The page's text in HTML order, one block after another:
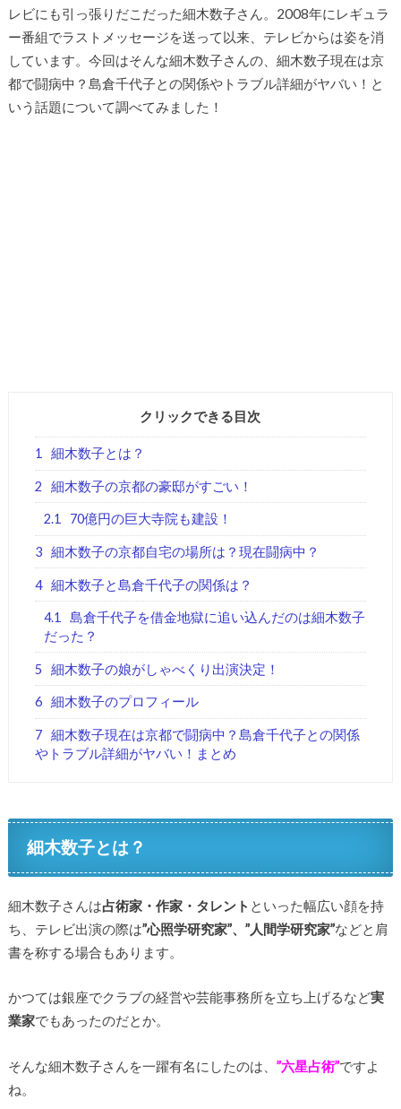
レビにも引っ張りだこだった細木数子さん。2008年にレギュラ
ー番組でラストメッセージを送って以来、テレビからは姿を消
しています。今回はそんな細木数子さんの、細木数子現在は京
都で闘病中？島倉千代子との関係やトラブル詳細がヤバい！と
いう話題について調べてみました！
クリックできる目次
1 細木数子とは？
2 細木数子の京都の豪邸がすごい！
2.1 70億円の巨大寺院も建設！
3 細木数子の京都自宅の場所は？現在闘病中？
4 細木数子と島倉千代子の関係は？
4.1
島倉千代子を借金地獄に追い込んだのは細木数子
だった？
5 細木数子の娘がしゃべくり出演決定！
6 細木数子のプロフィール
7 細木数子現在は京都で闘病中？島倉千代子との関係
やトラブル詳細がヤバい！まとめ
細木数子とは？
細木数子さんは占術家・作家・タレント といった幅広い顔を持
ち、テレビ出演の際は”心照学研究家”、”人間学研究家”などと肩
書を称する場合もあります。
かつては銀座でクラブの経営や芸能事務所を立ち上げるなど実
業家でもあったのだとか。
そんな細木数子さんを一躍有名にしたのは、 ”六星占術”ですよ
ね。